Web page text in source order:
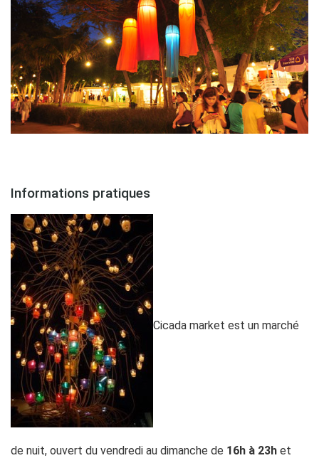
Informations pratiques
Cicada market est un marché
de nuit, ouvert du vendredi au dimanche de 16h à 23h et